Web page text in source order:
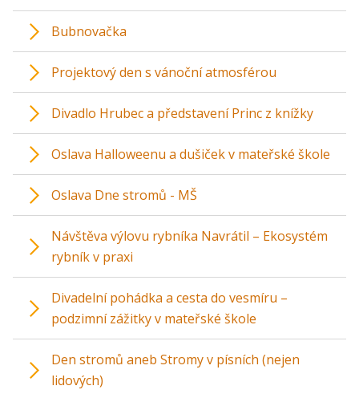
Bubnovačka
Projektový den s vánoční atmosférou
Divadlo Hrubec a představení Princ z knížky
Oslava Halloweenu a dušiček v mateřské škole
Oslava Dne stromů - MŠ
Návštěva výlovu rybníka Navrátil – Ekosystém
rybník v praxi
Divadelní pohádka a cesta do vesmíru –
podzimní zážitky v mateřské škole
Den stromů aneb Stromy v písních (nejen
lidových)